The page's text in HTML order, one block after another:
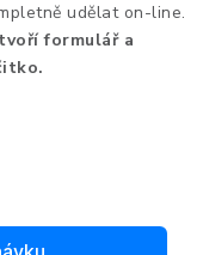
udělat on-line.
formulář a